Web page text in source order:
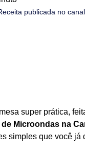
publicada no
super prática,
de Microondas na
simples que você já